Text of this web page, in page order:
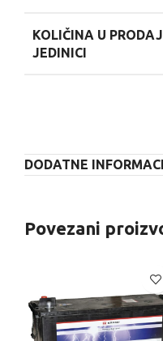
KOLIČINA U
JEDINICI
DODATNE
Povezani